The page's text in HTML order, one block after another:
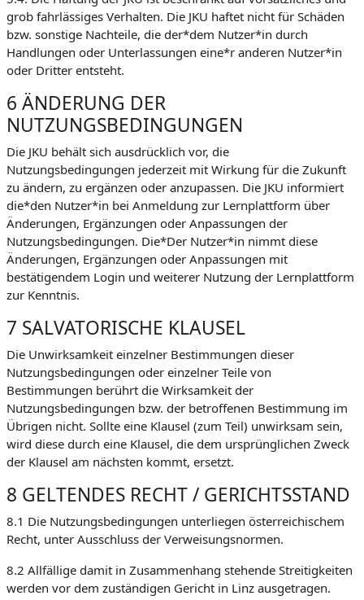
grob fahrlässiges Verhalten. Die JKU haftet nicht für Schäden
bzw. sonstige Nachteile, die der*dem Nutzer*in durch
Handlungen oder Unterlassungen eine*r anderen Nutzer*in
oder Dritter entsteht.
6 ÄNDERUNG DER
NUTZUNGSBEDINGUNGEN
Die JKU behält sich ausdrücklich vor, die
Nutzungsbedingungen jederzeit mit Wirkung für die Zukunft
zu ändern, zu ergänzen oder anzupassen. Die JKU informiert
die*den Nutzer*in bei Anmeldung zur Lernplattform über
Änderungen, Ergänzungen oder Anpassungen der
Nutzungsbedingungen. Die*Der Nutzer*in nimmt diese
Änderungen, Ergänzungen oder Anpassungen mit
bestätigendem Login und weiterer Nutzung der Lernplattform
zur Kenntnis.
7 SALVATORISCHE KLAUSEL
Die Unwirksamkeit einzelner Bestimmungen dieser
Nutzungsbedingungen oder einzelner Teile von
Bestimmungen berührt die Wirksamkeit der
Nutzungsbedingungen bzw. der betroffenen Bestimmung im
Übrigen nicht. Sollte eine Klausel (zum Teil) unwirksam sein,
wird diese durch eine Klausel, die dem ursprünglichen Zweck
der Klausel am nächsten kommt, ersetzt.
8 GELTENDES RECHT / GERICHTSSTAND
8.1 Die Nutzungsbedingungen unterliegen österreichischem
Recht, unter Ausschluss der Verweisungsnormen.
8.2 Allfällige damit in Zusammenhang stehende Streitigkeiten
werden vor dem zuständigen Gericht in Linz ausgetragen.